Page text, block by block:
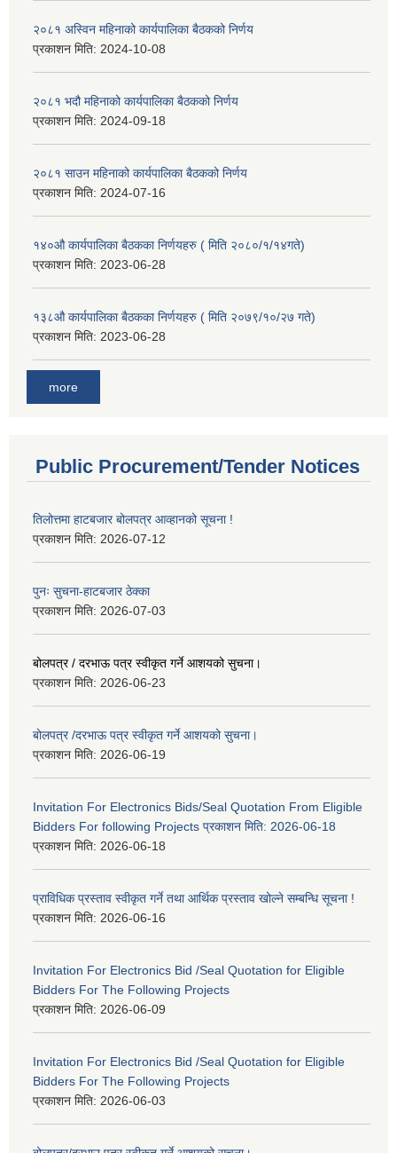
२०८१ अस्विन महिनाको कार्यपालिका बैठकको निर्णय
प्रकाशन मिति: 2024-10-08
२०८१ भदौ महिनाको कार्यपालिका बैठकको निर्णय
प्रकाशन मिति: 2024-09-18
२०८१ साउन महिनाको कार्यपालिका बैठकको निर्णय
प्रकाशन मिति: 2024-07-16
१४०औ कार्यपालिका बैठकका निर्णयहरु ( मिति २०८०/१/१४गते)
प्रकाशन मिति: 2023-06-28
१३८औ कार्यपालिका बैठकका निर्णयहरु ( मिति २०७९/१०/२७ गते)
प्रकाशन मिति: 2023-06-28
more
Public Procurement/Tender Notices
तिलोत्तमा हाटबजार बोलपत्र आव्हानको सूचना !
प्रकाशन मिति: 2026-07-12
पुनः सुचना-हाटबजार ठेक्का
प्रकाशन मिति: 2026-07-03
बोलपत्र / दरभाऊ पत्र स्वीकृत गर्ने आशयको सुचना।
प्रकाशन मिति: 2026-06-23
बोलपत्र /दरभाऊ पत्र स्वीकृत गर्ने आशयको सुचना।
प्रकाशन मिति: 2026-06-19
Invitation For Electronics Bids/Seal Quotation From Eligible
Bidders For following Projects प्रकाशन मिति: 2026-06-18
प्रकाशन मिति: 2026-06-18
प्राविधिक प्रस्ताव स्वीकृत गर्ने तथा आर्थिक प्रस्ताव खोल्ने सम्बन्धि सूचना !
प्रकाशन मिति: 2026-06-16
Invitation For Electronics Bid /Seal Quotation for Eligible
Bidders For The Following Projects
प्रकाशन मिति: 2026-06-09
Invitation For Electronics Bid /Seal Quotation for Eligible
Bidders For The Following Projects
प्रकाशन मिति: 2026-06-03